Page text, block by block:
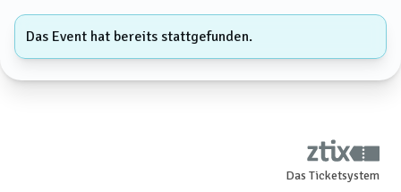
Das Event hat bereits stattgefunden.
Das Ticketsystem